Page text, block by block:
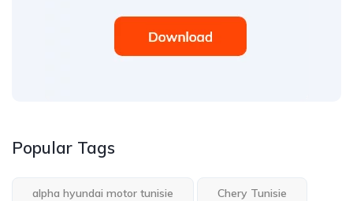
Popular Tags
alpha hyundai motor tunisie Chery Tunisie